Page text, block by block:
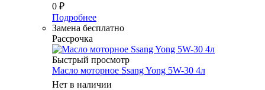
0 ₽
Подробнее
Замена бесплатно
Рассрочка
Быстрый просмотр
Масло мотоpное Ssang Yong 5W-30 4л
Нет в наличии